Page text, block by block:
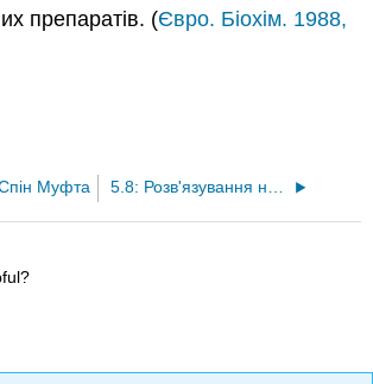
препаратів. (Євро. Біохім. 1988,
Муфта